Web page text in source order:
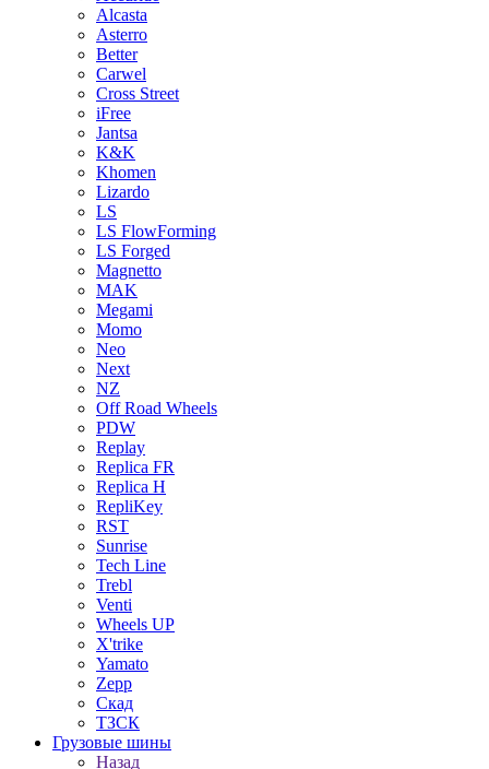
Alcasta
Asterro
Better
Carwel
Cross Street
iFree
Jantsa
K&K
Khomen
Lizardo
LS
LS FlowForming
LS Forged
Magnetto
MAK
Megami
Momo
Neo
Next
NZ
Off Road Wheels
PDW
Replay
Replica FR
Replica H
RepliKey
RST
Sunrise
Tech Line
Trebl
Venti
Wheels UP
X'trike
Yamato
Zepp
Скад
ТЗСК
Грузовые шины
Назад